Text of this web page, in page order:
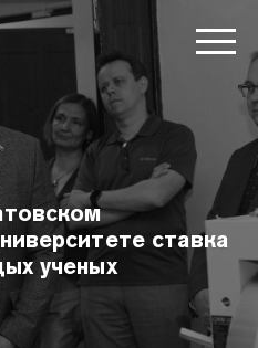
ставка
ученых